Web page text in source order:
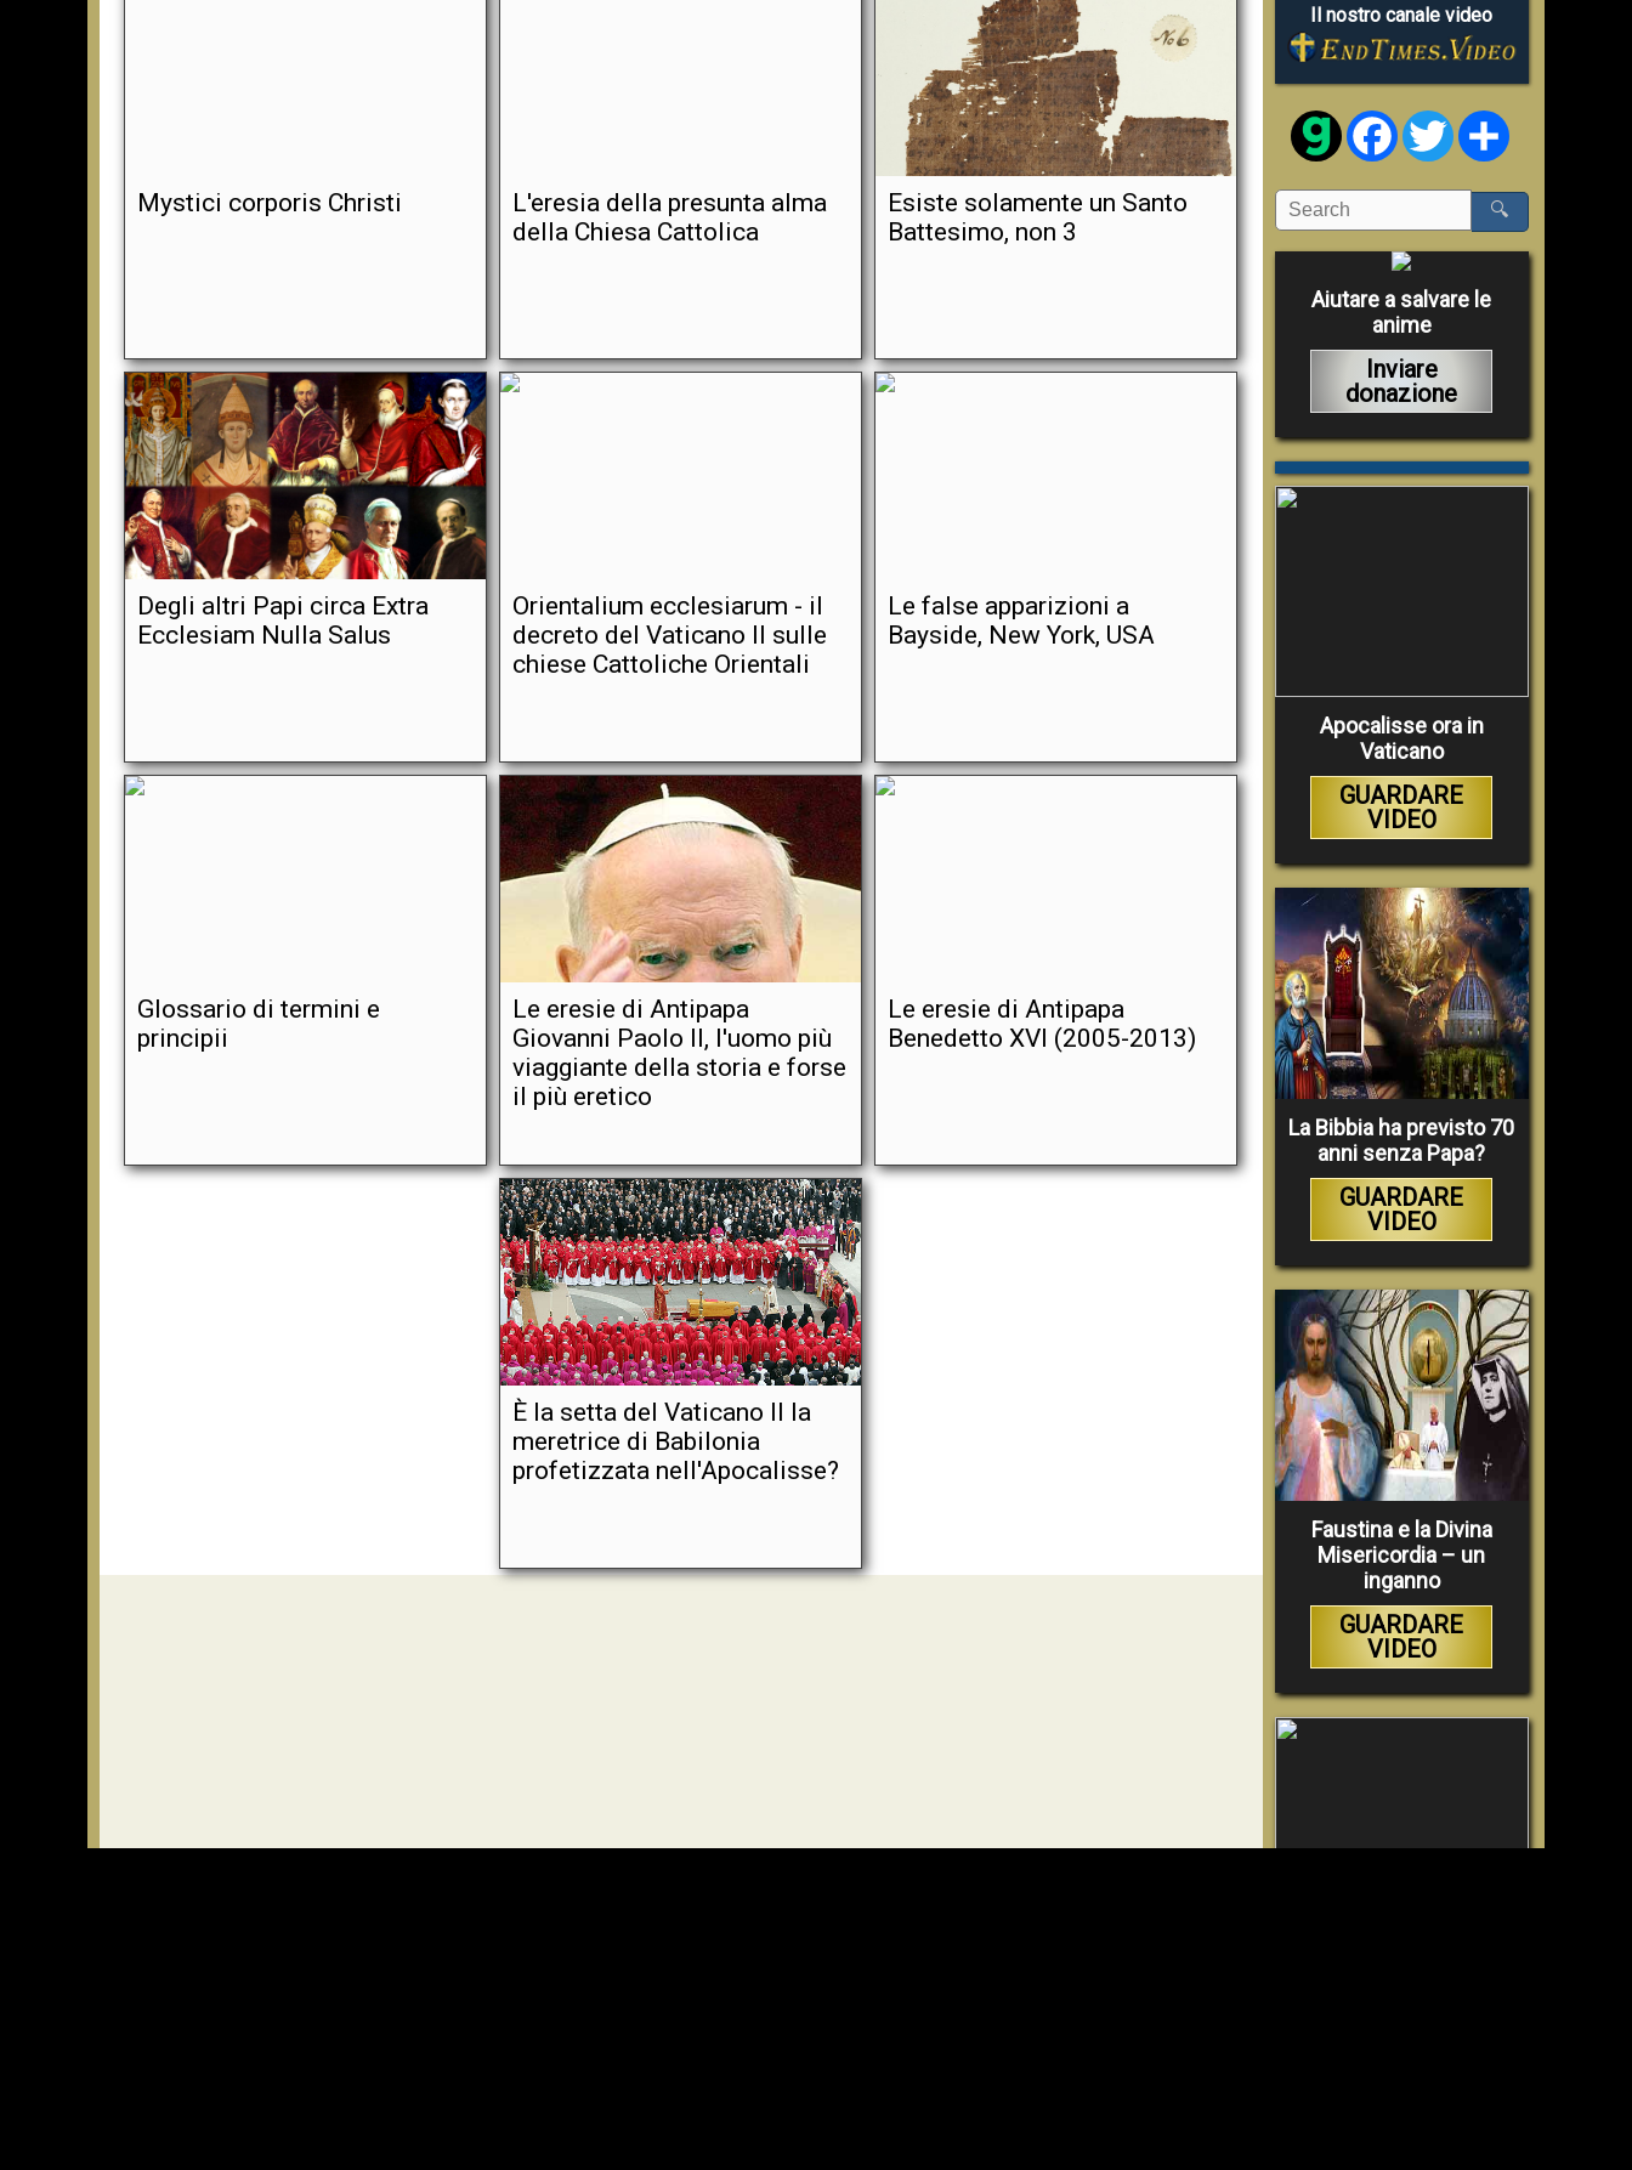
Mystici corporis Christi
L'eresia della presunta alma
della Chiesa Cattolica
Esiste solamente un Santo
Battesimo, non 3
Degli altri Papi circa Extra
Ecclesiam Nulla Salus
Orientalium ecclesiarum - il
decreto del Vaticano II sulle
chiese Cattoliche Orientali
Le false apparizioni a
Bayside, New York, USA
Glossario di termini e
principii
Le eresie di Antipapa
Giovanni Paolo II, l'uomo più
viaggiante della storia e forse
il più eretico
Le eresie di Antipapa
Benedetto XVI (2005-2013)
È la setta del Vaticano II la
meretrice di Babilonia
profetizzata nell'Apocalisse?
Il nostro canale video
FacebookTwitter
🔍
Aiutare a salvare le
anime
Inviare
donazione
Apocalisse ora in
Vaticano
GUARDARE
VIDEO
La Bibbia ha previsto 70
anni senza Papa?
GUARDARE
VIDEO
Faustina e la Divina
Misericordia – un
inganno
GUARDARE
VIDEO